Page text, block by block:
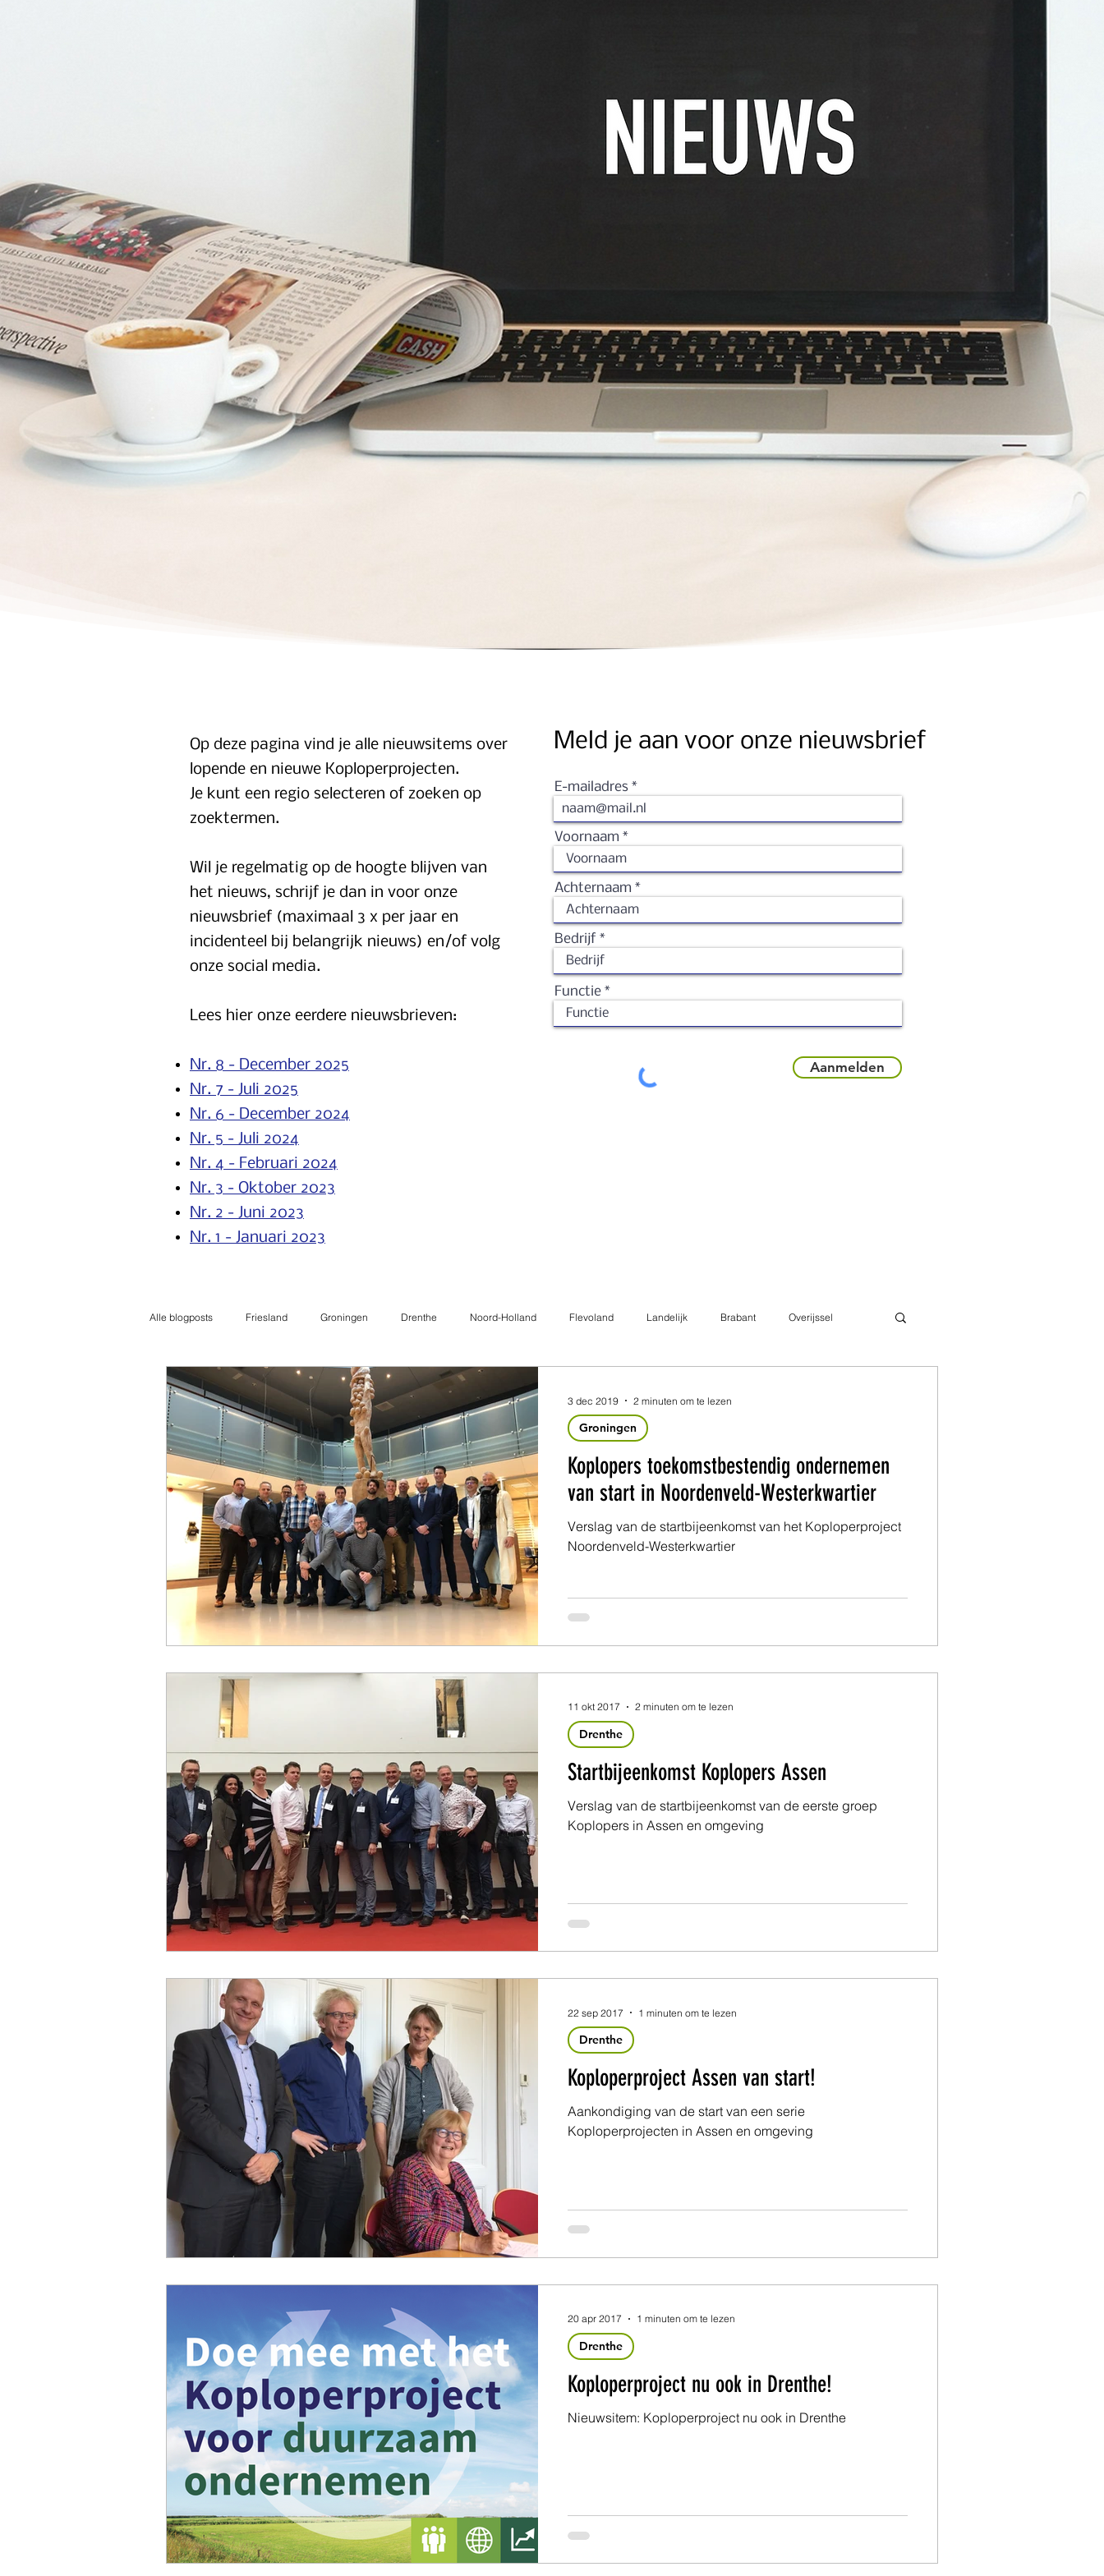
Op deze pagina vind je alle nieuwsitems over
lopende en nieuwe Koploperprojecten.
Je kunt een regio selecteren of zoeken op
zoektermen.
Wil je regelmatig op de hoogte blijven van
het nieuws, schrijf je dan in voor onze
nieuwsbrief (maximaal 3 x per jaar en
incidenteel bij belangrijk nieuws) en/of volg
onze social media.
Lees hier onze eerdere nieuwsbrieven:
Nr. 8 - December 2025
Nr. 7 - Juli 2025
Nr. 6 - December 2024
Nr. 5 - Juli 2024
Nr. 4 - Februari 2024
Nr. 3 - Oktober 2023
Nr. 2 - Juni 2023
Nr. 1 - Januari 2023
Meld je aan voor onze nieuwsbrief
E-mailadres
Voornaam
Achternaam
Bedrijf
Functie
Aanmelden
Alle blogposts Friesland Groningen Drenthe Noord-Holland Flevoland Landelijk Brabant Overijssel
Uitgelicht Gelderland Het KANNN Flevoland + Overijssel
Koplopers toekomstbestendig ondernemen
van start in Noordenveld-Westerkwartier
Verslag van de startbijeenkomst van het Koploperproject
Noordenveld-Westerkwartier
Groningen
3 dec 2019 2 minuten om te lezen
Startbijeenkomst Koplopers Assen
Verslag van de startbijeenkomst van de eerste groep
Koplopers in Assen en omgeving
Drenthe
11 okt 2017 2 minuten om te lezen
Koploperproject Assen van start!
Aankondiging van de start van een serie
Koploperprojecten in Assen en omgeving
Drenthe
22 sep 2017 1 minuten om te lezen
Koploperproject nu ook in Drenthe!
Nieuwsitem: Koploperproject nu ook in Drenthe
Drenthe
20 apr 2017 1 minuten om te lezen